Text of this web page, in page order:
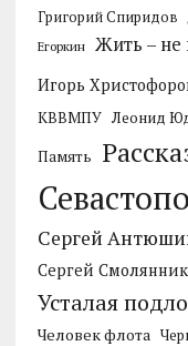
Григорий Спиридов
Егоркин Жить – не
Игорь
КВВМПУ Леонид
Память
Сергей
Сергей
Усталая
Человек флота